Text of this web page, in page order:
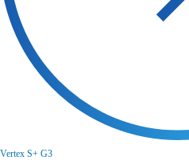
Vertex S+ G3